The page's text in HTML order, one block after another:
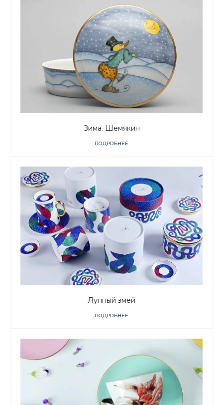
Зима. Шемякин
ПОДРОБНЕЕ
Лунный змей
ПОДРОБНЕЕ